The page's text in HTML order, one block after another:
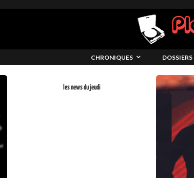
CHRONIQUES DOSSIERS
les news du jeudi